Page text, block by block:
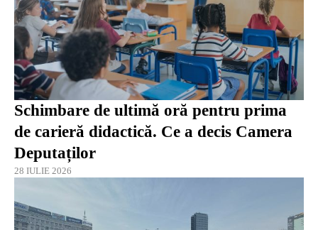
Schimbare de ultimă oră pentru prima
de carieră didactică. Ce a decis Camera
Deputaților
28 IULIE 2026